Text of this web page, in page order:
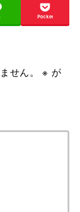
Pocket
せん。 ※ が